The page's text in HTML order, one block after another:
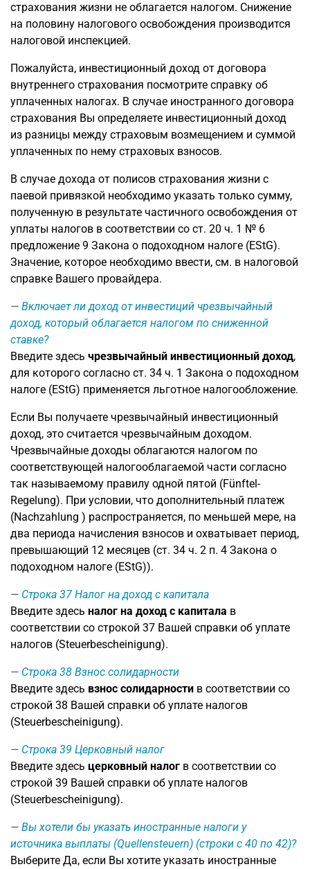
страхования жизни не облагается налогом. Снижение
на половину налогового освобождения производится
налоговой инспекцией.
Пожалуйста, инвестиционный доход от договора
внутреннего страхования посмотрите справку об
уплаченных налогах. В случае иностранного договора
страхования Вы определяете инвестиционный доход
из разницы между страховым возмещением и суммой
уплаченных по нему страховых взносов.
В случае дохода от полисов страхования жизни с
паевой привязкой необходимо указать только сумму,
полученную в результате частичного освобождения от
уплаты налогов в соответствии со ст. 20 ч. 1 № 6
предложение 9 Закона о подоходном налоге (EStG).
Значение, которое необходимо ввести, см. в налоговой
справке Вашего провайдера.
Включает ли доход от инвестиций чрезвычайный
доход, который облагается налогом по сниженной
ставке?
Введите здесь чрезвычайный инвестиционный доход,
для которого согласно ст. 34 ч. 1 Закона о подоходном
налоге (EStG) применяется льготное налогообложение.
Если Вы получаете чрезвычайный инвестиционный
доход, это считается чрезвычайным доходом.
Чрезвычайные доходы облагаются налогом по
соответствующей налогооблагаемой части согласно
так называемому правилу одной пятой (Fünftel-
Regelung). При условии, что дополнительный платеж
(Nachzahlung ) распространяется, по меньшей мере, на
два периода начисления взносов и охватывает период,
превышающий 12 месяцев (ст. 34 ч. 2 п. 4 Закона о
подоходном налоге (EStG)).
Строка 37 Налог на доход с капитала
Введите здесь налог на доход с капитала в
соответствии со строкой 37 Вашей справки об уплате
налогов (Steuerbescheinigung).
Строка 38 Взнос солидарности
Введите здесь взнос солидарности в соответствии со
строкой 38 Вашей справки об уплате налогов
(Steuerbescheinigung).
Строка 39 Церковный налог
Введите здесь церковный налог в соответствии со
строкой 39 Вашей справки об уплате налогов
(Steuerbescheinigung).
Вы хотели бы указать иностранные налоги у
источника выплаты (Quellensteuern) (строки с 40 по 42)?
Выберите Да, если Вы хотите указать иностранные